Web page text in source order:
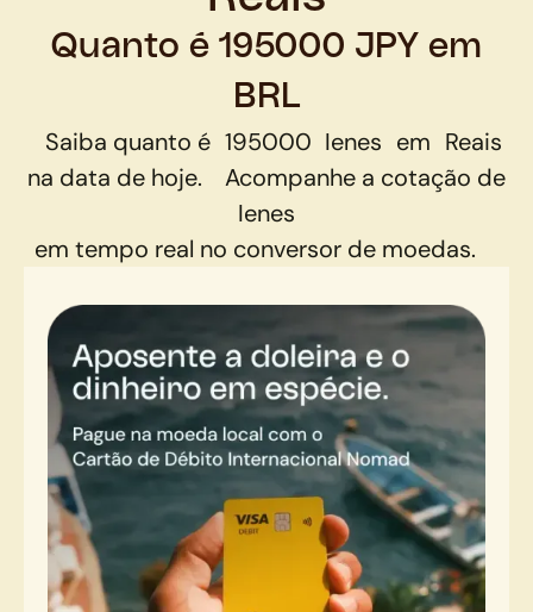
Quanto é 195000 JPY em
BRL
Saiba quanto é 195000 Ienes em Reais
na data de hoje.
Acompanhe a cotação de
Ienes
em tempo real no conversor de moedas.